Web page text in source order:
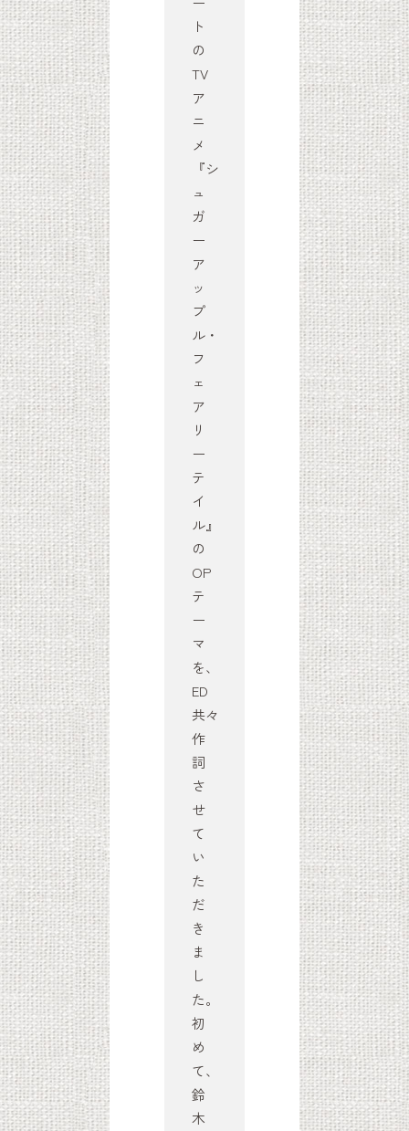
」
ト
の
TV
ア
ニ
メ
『シ
ュ
ガ
ー
ア
ッ
プ
ル・
フ
ェ
ア
リ
ー
テ
イ
ル』
の
OP
テ
ー
マ
を、
ED
共々
作
詞
さ
せ
て
い
た
だ
き
ま
し
た。
初
め
て、
鈴
木